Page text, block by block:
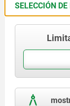
SELECCIÓN